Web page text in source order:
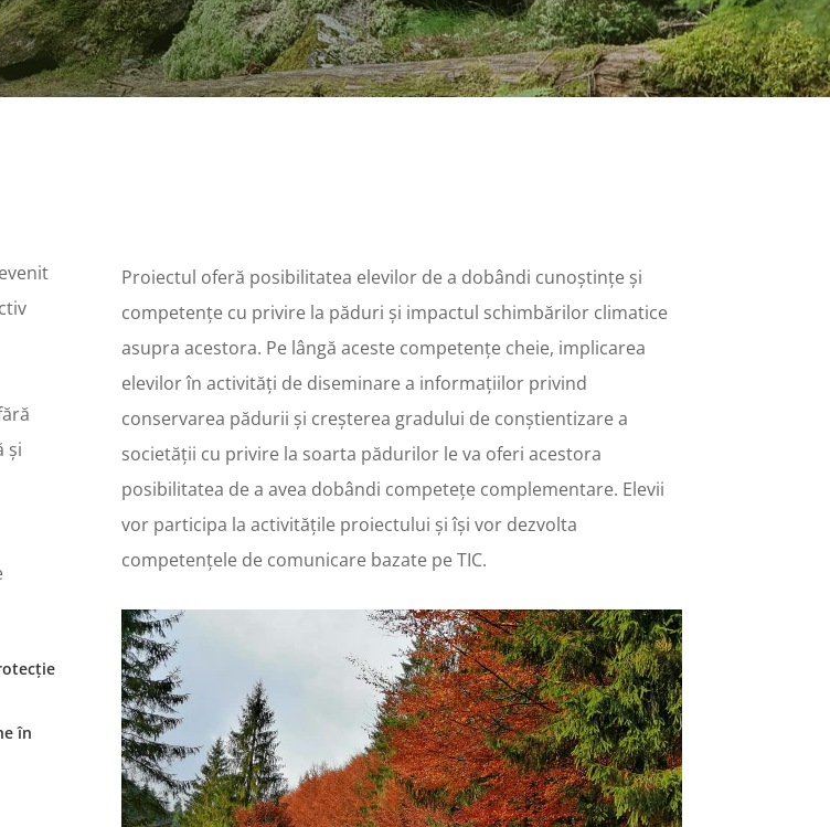
și
în
Proiectul oferă posibilitatea elevilor de a dobândi cunoștințe și
competențe cu privire la păduri și impactul schimbărilor climatice
asupra acestora. Pe lângă aceste competențe cheie, implicarea
elevilor în activități de diseminare a informațiilor privind
conservarea pădurii și creșterea gradului de conștientizare a
societății cu privire la soarta pădurilor le va oferi acestora
posibilitatea de a avea dobândi competețe complementare. Elevii
vor participa la activitățile proiectului și își vor dezvolta
competențele de comunicare bazate pe TIC.